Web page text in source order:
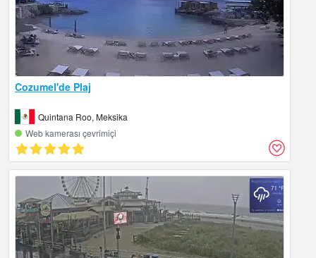
Cozumel'de Plaj
Quintana Roo, Meksika
Web kamerası çevrimiçi